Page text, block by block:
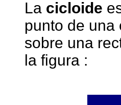
La cicloide
punto de una
sobre una
la figura :